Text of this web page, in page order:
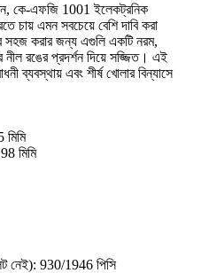
কে-এফজি 1001 ইলেকট্রনিক
চায় এমন সবচেয়ে বেশি দাবি করা
সহজ করার জন্য এগুলি একটি নরম,
নীল রঙের প্রদর্শন দিয়ে সজ্জিত। এই
ব্যবস্থায় এবং শীর্ষ খোলার বিন্যাসে
মিমি
নেই): 930/1946 পিসি